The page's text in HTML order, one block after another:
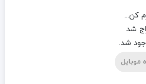
کن...
شد
شد.